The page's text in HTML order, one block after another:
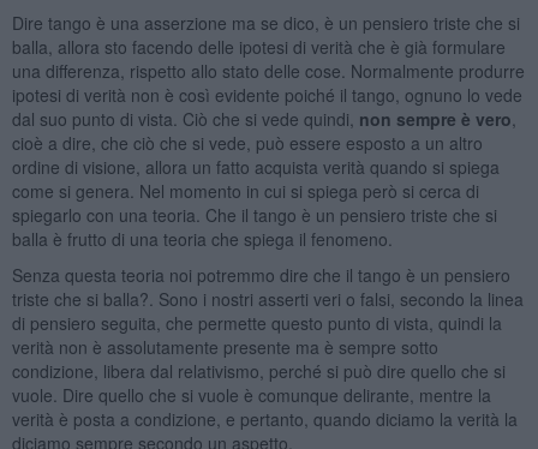
Dire tango è una asserzione ma se dico, è un pensiero triste che si
balla, allora sto facendo delle ipotesi di verità che è già formulare
una differenza, rispetto allo stato delle cose. Normalmente produrre
ipotesi di verità non è così evidente poiché il tango, ognuno lo vede
dal suo punto di vista. Ciò che si vede quindi, non sempre è vero
cioè a dire, che ciò che si vede, può essere esposto a un altro
ordine di visione, allora un fatto acquista verità quando si spiega
come si genera. Nel momento in cui si spiega però si cerca di
spiegarlo con una teoria. Che il tango è un pensiero triste che si
balla è frutto di una teoria che spiega il fenomeno.
Senza questa teoria noi potremmo dire che il tango è un pensiero
triste che si balla?. Sono i nostri asserti veri o falsi, secondo la linea
di pensiero seguita, che permette questo punto di vista, quindi la
verità non è assolutamente presente ma è sempre sotto
condizione, libera dal relativismo, perché si può dire quello che si
vuole. Dire quello che si vuole è comunque delirante, mentre la
verità è posta a condizione, e pertanto, quando diciamo la verità la
diciamo sempre secondo un aspetto.